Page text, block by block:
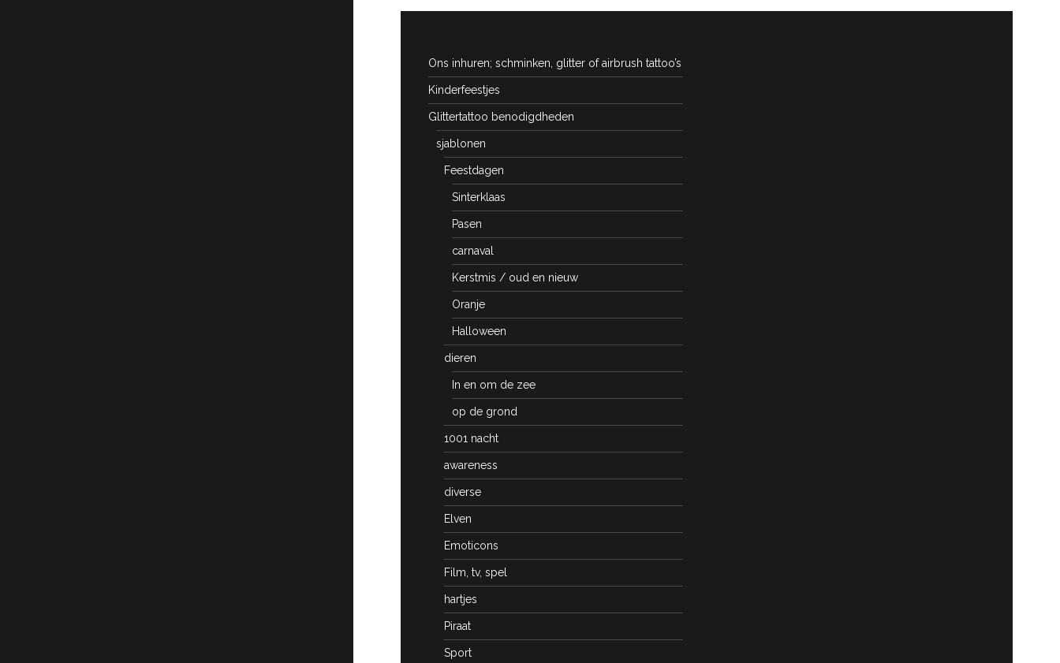
Ons inhuren; schminken, glitter of airbrush tattoo’s
Kinderfeestjes
Glittertattoo benodigdheden
sjablonen
Feestdagen
Sinterklaas
Pasen
carnaval
Kerstmis / oud en nieuw
Oranje
Halloween
dieren
In en om de zee
op de grond
1001 nacht
awareness
diverse
Elven
Emoticons
Film, tv, spel
hartjes
Piraat
Sport